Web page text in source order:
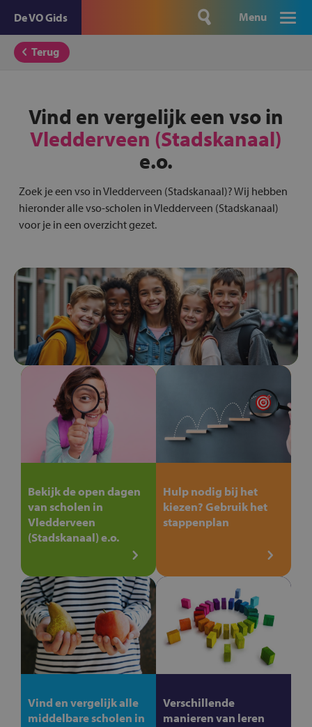
De VO Gids Menu
Terug
Vind en vergelijk een vso in
Vledderveen (Stadskanaal)
e.o.
Zoek je een vso in Vledderveen (Stadskanaal)? Wij hebben
hieronder alle vso-scholen in Vledderveen (Stadskanaal)
voor je in een overzicht gezet.
Bekijk de open dagen
van scholen in
Vledderveen
(Stadskanaal) e.o.
Hulp nodig bij het
kiezen? Gebruik het
stappenplan
Vind en vergelijk alle
middelbare scholen in
Verschillende
manieren van leren